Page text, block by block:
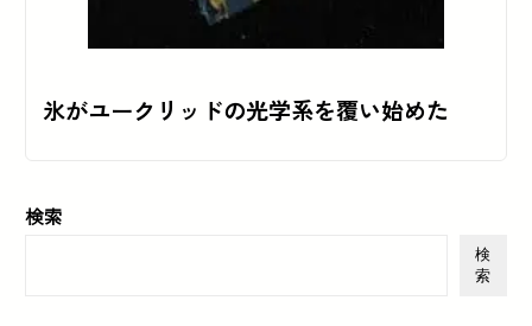
氷がユークリッドの光学系を覆い始めた
検索
検
索